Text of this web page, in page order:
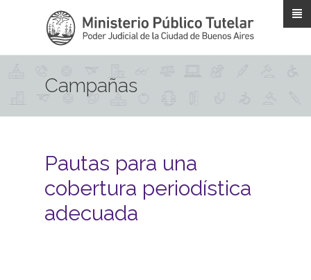
Campañas
Pautas para una
cobertura periodística
adecuada